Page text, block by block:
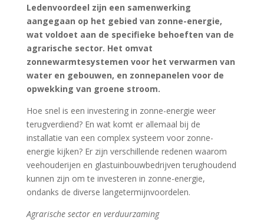
Ledenvoordeel zijn een samenwerking
aangegaan op het gebied van zonne-energie,
wat voldoet aan de specifieke behoeften van de
agrarische sector. Het omvat
zonnewarmtesystemen voor het verwarmen van
water en gebouwen, en zonnepanelen voor de
opwekking van groene stroom.
Hoe snel is een investering in zonne-energie weer
terugverdiend? En wat komt er allemaal bij de
installatie van een complex systeem voor zonne-
energie kijken? Er zijn verschillende redenen waarom
veehouderijen en glastuinbouwbedrijven terughoudend
kunnen zijn om te investeren in zonne-energie,
ondanks de diverse langetermijnvoordelen.
Agrarische sector en verduurzaming